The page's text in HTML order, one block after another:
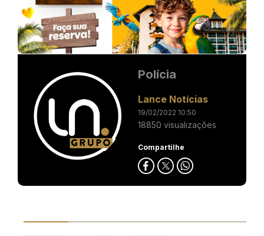
Polícia
Lance Notícias
19/02/2022 10:50
18850 visualizações
Compartilhe